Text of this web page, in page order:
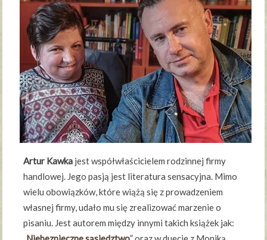
Artur Kawka jest współwłaścicielem rodzinnej firmy
handlowej. Jego pasją jest literatura sensacyjna. Mimo
wielu obowiązków, które wiążą się z prowadzeniem
własnej firmy, udało mu się zrealizować marzenie o
pisaniu. Jest autorem między innymi takich książek jak: